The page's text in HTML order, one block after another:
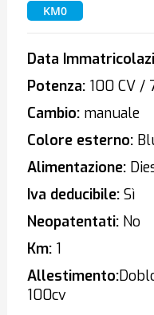
KM0
Data
Potenza:100 CV /
Cambio:manuale
Colore esterno:
Alimentazione:
Iva deducibile:Sì
Neopatentati:No
Km:1
Allestimento:
100cv